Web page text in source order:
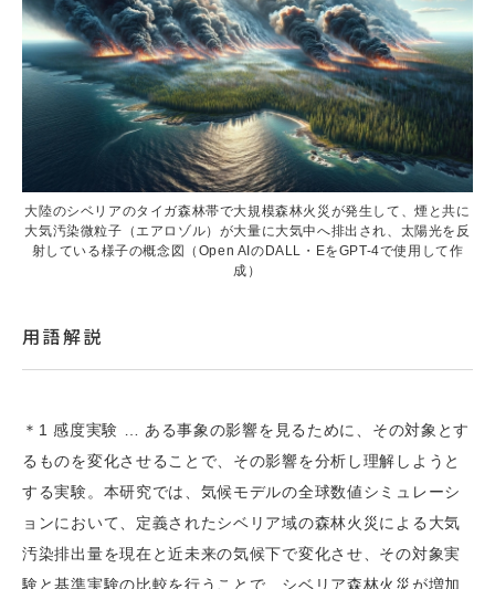
大陸のシベリアのタイガ森林帯で大規模森林火災が発生して、煙と共に
大気汚染微粒子（エアロゾル）が大量に大気中へ排出され、太陽光を反
射している様子の概念図（Open AIのDALL・EをGPT-4で使用して作
成）
用語解説
＊1 感度実験 … ある事象の影響を見るために、その対象とす
るものを変化させることで、その影響を分析し理解しようと
する実験。本研究では、気候モデルの全球数値シミュレーシ
ョンにおいて、定義されたシベリア域の森林火災による大気
汚染排出量を現在と近未来の気候下で変化させ、その対象実
験と基準実験の比較を行うことで、シベリア森林火災が増加